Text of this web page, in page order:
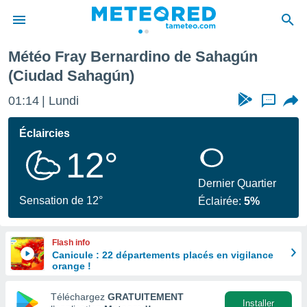
de
a
par
en
Météo Fray Bernardino de Sahagún
(Ciudad Sahagún)
01:14 Lundi ...
Éclaircies
12°
Sensation de 12°
Dernier Quartier
Éclairée:5%
Flash info
Canicule : 22 départements placés en vigilance
orange !
Téléchargez GRATUITEMENT
Installer